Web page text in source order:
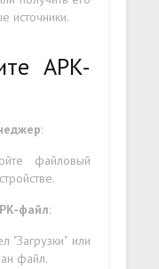
источники.
APK-
:
файловый
файл:
"Загрузки" или
файл.